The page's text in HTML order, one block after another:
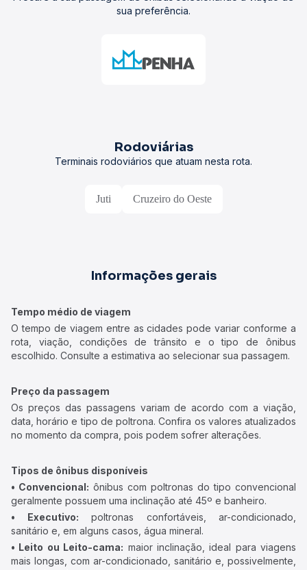
sua preferência.
Rodoviárias
Terminais rodoviários que atuam nesta rota.
Juti Cruzeiro do Oeste
Informações gerais
Tempo médio de viagem
O tempo de viagem entre as cidades pode variar conforme a
rota, viação, condições de trânsito e o tipo de ônibus
escolhido. Consulte a estimativa ao selecionar sua passagem.
Preço da passagem
Os preços das passagens variam de acordo com a viação,
data, horário e tipo de poltrona. Confira os valores atualizados
no momento da compra, pois podem sofrer alterações.
Tipos de ônibus disponíveis
• Convencional: ônibus com poltronas do tipo convencional
geralmente possuem uma inclinação até 45º e banheiro.
• Executivo: poltronas confortáveis, ar-condicionado,
sanitário e, em alguns casos, água mineral.
• Leito ou Leito-cama: maior inclinação, ideal para viagens
mais longas, com ar-condicionado, sanitário e, possivelmente,